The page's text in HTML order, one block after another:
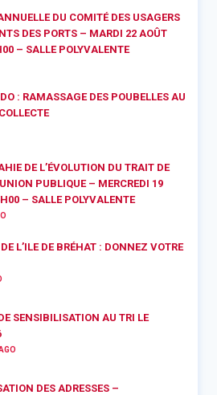
DU COMITÉ DES USAGERS
DES PORTS – MARDI 22 AOÛT
– SALLE POLYVALENTE
: RAMASSAGE DES POUBELLES AU
DE L’ÉVOLUTION DU TRAIT DE
PUBLIQUE – MERCREDI 19
– SALLE POLYVALENTE
DE L’ILE DE BRÉHAT : DONNEZ VOTRE
SENSIBILISATION AU TRI LE
DES ADRESSES –